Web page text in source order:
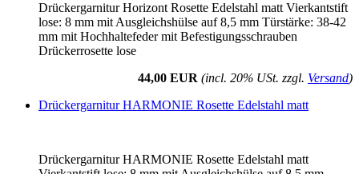
Drückergarnitur Horizont Rosette Edelstahl matt Vierkantstift
lose: 8 mm mit Ausgleichshülse auf 8,5 mm Türstärke: 38-42
mm mit Hochhaltefeder mit Befestigungsschrauben
Drückerrosette lose
44,00 EUR (incl. 20% USt. zzgl. Versand)
Drückergarnitur HARMONIE Rosette Edelstahl matt
Drückergarnitur HARMONIE Rosette Edelstahl matt